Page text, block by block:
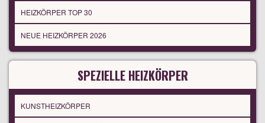
HEIZKÖRPER TOP 30
NEUE HEIZKÖRPER 2026
SPEZIELLE HEIZKÖRPER
KUNSTHEIZKÖRPER